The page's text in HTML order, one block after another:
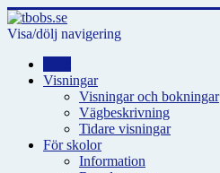
Visa/dölj navigering
Visningar
Visningar och bokningar
Vägbeskrivning
Tidare visningar
För skolor
Information